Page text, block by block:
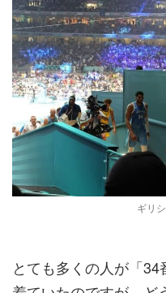
ギリ
とても多くの人が「